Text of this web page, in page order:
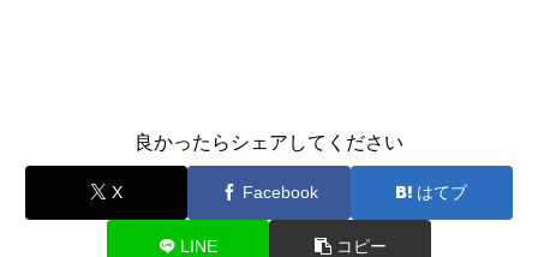
良かったらシェアしてください
X Facebook はてブ
LINE コピー